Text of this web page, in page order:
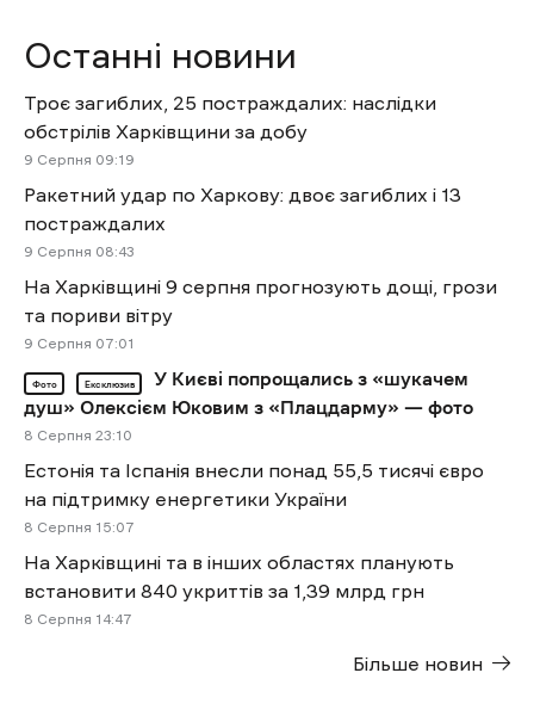
Останні новини
Троє загиблих, 25 постраждалих: наслідки
обстрілів Харківщини за добу
9 Cерпня 09:19
Ракетний удар по Харкову: двоє загиблих і 13
постраждалих
9 Cерпня 08:43
На Харківщині 9 серпня прогнозують дощі, грози
та пориви вітру
9 Cерпня 07:01
Фото Ексклюзив
У Києві попрощались з «шукачем
душ» Олексієм Юковим з «Плацдарму» — фото
8 Cерпня 23:10
Естонія та Іспанія внесли понад 55,5 тисячі євро
на підтримку енергетики України
8 Cерпня 15:07
На Харківщині та в інших областях планують
встановити 840 укриттів за 1,39 млрд грн
8 Cерпня 14:47
Більше новин